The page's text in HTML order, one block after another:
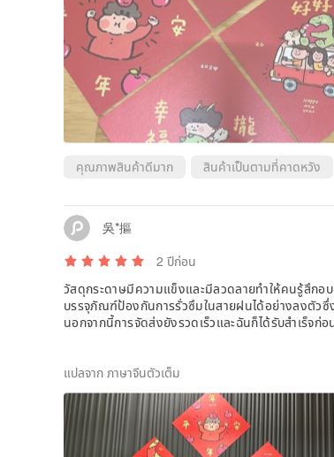
คุณภาพสินค้าดีมาก สินค้าเป็นตามที่คาดหวัง
吳*摳
2 ปีก่อน
วัสดุกระดาษมีความแข็งและมีลวดลายทำให้คนรู้สึกอ
บรรจุภัณฑ์ป้องกันการรั่วซึมในสายฝนได้อย่างลงตัวซึ่
นอกจากนี้การจัดส่งยังรวดเร็วและฉันก็ได้รับสำเร็จ
แปลจาก ภาษาจีนตัวเต็ม